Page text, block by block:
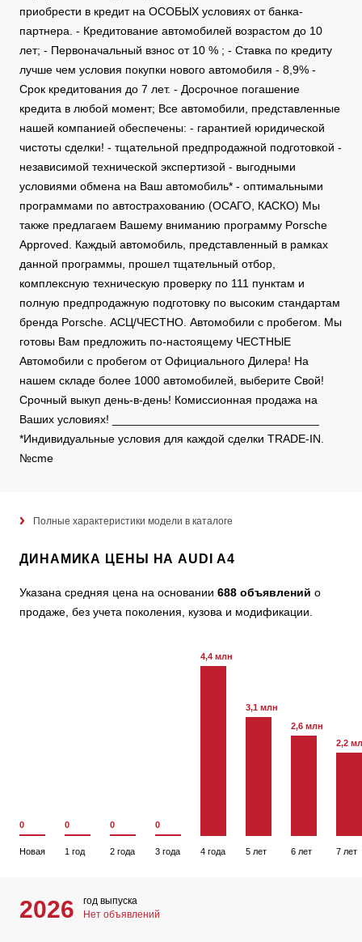
приобрести в кредит на ОСОБЫХ условиях от банка-
партнера. - Кредитование автомобилей возрастом до 10
лет; - Первоначальный взнос от 10 % ; - Ставка по кредиту
лучше чем условия покупки нового автомобиля - 8,9% -
Срок кредитования до 7 лет. - Досрочное погашение
кредита в любой момент; Все автомобили, представленные
нашей компанией обеспечены: - гарантией юридической
чистоты сделки! - тщательной предпродажной подготовкой -
независимой технической экспертизой - выгодными
условиями обмена на Ваш автомобиль* - оптимальными
программами по автострахованию (ОСАГО, КАСКО) Мы
также предлагаем Вашему вниманию программу Porsche
Approved. Каждый автомобиль, представленный в рамках
данной программы, прошел тщательный отбор,
комплексную техническую проверку по 111 пунктам и
полную предпродажную подготовку по высоким стандартам
бренда Porsche. АСЦ/ЧЕСТНО. Автомобили с пробегом. Мы
готовы Вам предложить по-настоящему ЧЕСТНЫЕ
Автомобили с пробегом от Официального Дилера! На
нашем складе более 1000 автомобилей, выберите Свой!
Срочный выкуп день-в-день! Комиссионная продажа на
Ваших условиях! ________________________________
*Индивидуальные условия для каждой сделки TRADE-IN.
№cme
Полные характеристики модели в каталоге
ДИНАМИКА ЦЕНЫ НА AUDI A4
Указана средняя цена на основании 688 объявлений о
продаже, без учета поколения, кузова и модификации.
0
Новая
0
1 год
0
2 года
0
3 года
4,4 млн
4 года
3,1 млн
5 лет
2,6 млн
6 лет
2,2
7 лет
2026
год выпуска
Нет объявлений